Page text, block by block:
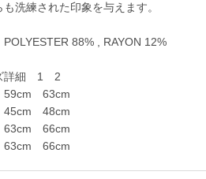
も洗練された印象を与えます。
POLYESTER 88% , RAYON 12%
詳細 1 2
63cm
48cm
66cm
66cm